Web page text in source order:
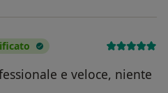
e veloce, niente